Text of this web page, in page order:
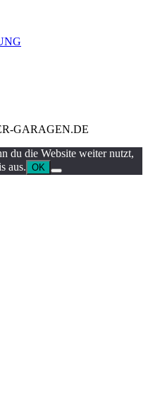
GARAGEN.DE
du die Website weiter nutzt,
aus. OK